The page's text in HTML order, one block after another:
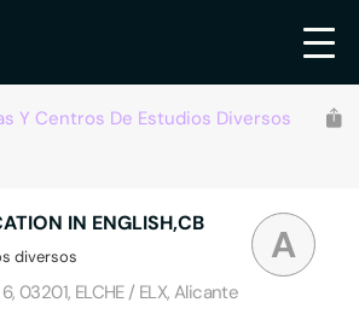
Y Centros De Estudios Diversos
A
IN ENGLISH,CB
diversos
03201, ELCHE / ELX, Alicante